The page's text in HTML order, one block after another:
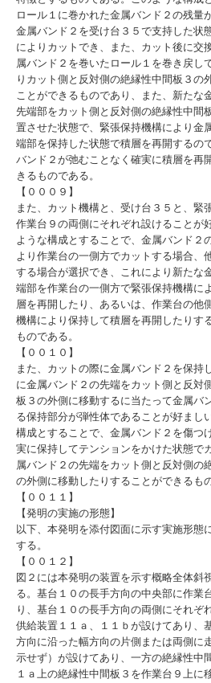
ロール１に巻かれた金属バンド２の残量
金属バンド２を受け台３５で支持した状
によりカットでき、また、カット後に交
属バンド２を巻いたロール１を巻き戻し
りカット側と反対側の絶縁性中間板３の
ことができるものであり、また、新たな
先端部をカット側と反対側の絶縁性中間
置させた状態で、緊張保持機構により金
端部を保持した状態で積層を再開するの
バンド２が弛むことなく確実に積層を再
きるものである。
【０００９】
また、カット機構と、受け台３５と、緊
作業台９の両側にそれぞれ設けることが
ような構成とすることで、金属バンド２
より作業台の一側方でカットする場合、
する場合が選択でき、これにより新たな
端部を作業台の一側方で緊張保持機構に
層を再開したり、あるいは、作業台の他
機構により保持して積層を再開したりす
ものである。
【００１０】
また、カットの際に金属バンド２を保持
に金属バンド２の先端をカット側と反対
板３の外側に移動するに当たって金属バ
る保持部分が弾性体であることが好まし
構成とすることで、金属バンド２を傷つ
実に保持してテンションをかけた状態で
属バンド２の先端をカット側と反対側の
の外側に移動したりすることができるも
【００１１】
【発明の実施の形態】
以下、本発明を添付図面に示す実施形態
する。
【００１２】
図２には本発明の装置を示す概略全体斜
る。基台１０の長手方向の中央部に作業
り、基台１０の長手方向の両側にそれぞ
供給装置１１ａ、１１ｂが設けてあり、
方向に沿った幅方向の片側または両側に
示せず）が設けてあり、一方の絶縁性中
１ａ上の絶縁性中間板３を作業台９上に